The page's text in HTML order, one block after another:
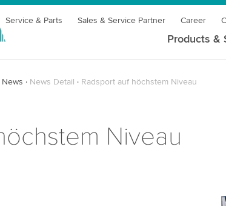
Service & Parts Sales & Service Partner Career
Products &
News News Detail Radsport auf höchstem Niveau
Niveau